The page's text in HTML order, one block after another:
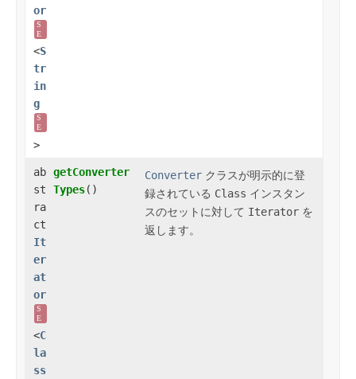
or
S
E
<S
tr
in
g
S
E
>
ab
st
ra
ct
It
er
at
or
S
E
<C
la
ss
getConverter
Types()
Converter クラスが明示的に登
録されている Class インスタン
スのセットに対して Iterator を
返します。